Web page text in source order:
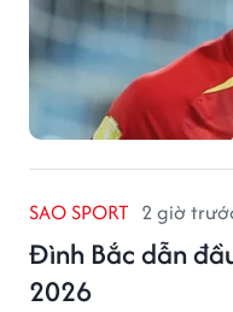
SAO SPORT 2 giờ
Đình Bắc dẫn
2026